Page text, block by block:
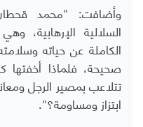
وأضافت: "محمد
السلالية الإرهابية،
الكاملة عن حياته
صحيحة، فلماذا
تتلاعب بمصير الرجل
ابتزاز ومساومة؟".